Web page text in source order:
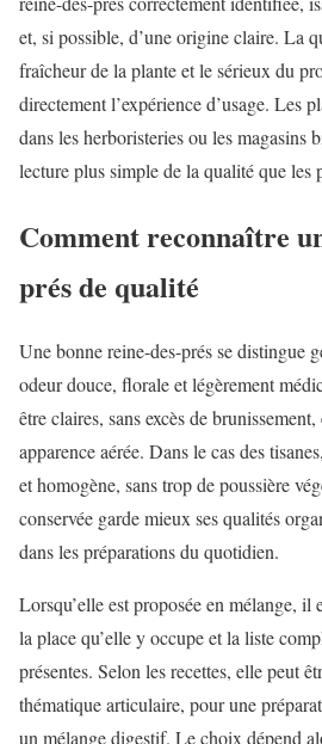
et, si possible, d’une origine claire. La
fraîcheur de la plante et le sérieux du
directement l’expérience d’usage. Les
dans les herboristeries ou les magasins
lecture plus simple de la qualité que les
Comment reconnaître
prés de qualité
Une bonne reine-des-prés se distingue
odeur douce, florale et légèrement
être claires, sans excès de
apparence aérée. Dans le cas des
et homogène, sans trop de poussière
conservée garde mieux ses qualités
dans les préparations du quotidien.
Lorsqu’elle est proposée en mélange, il
la place qu’elle y occupe et la liste
présentes. Selon les recettes, elle peut
thématique articulaire, pour une
un mélange digestif. Le choix dépend